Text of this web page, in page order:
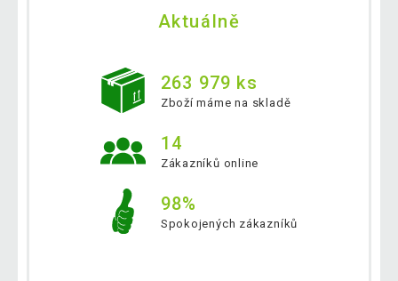
Aktuálně
263 979 ks
Zboží máme na skladě
14
Zákazníků online
98%
Spokojených zákazníků